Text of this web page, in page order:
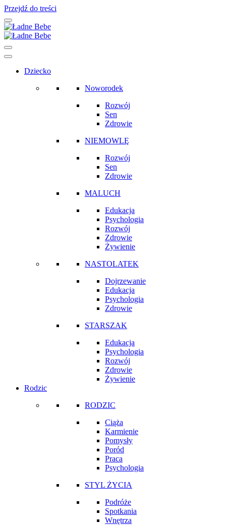
Przejdź do treści
Main
Navigation
Dziecko
Noworodek
Rozwój
Sen
Zdrowie
NIEMOWLĘ
Rozwój
Sen
Zdrowie
MALUCH
Edukacja
Psychologia
Rozwój
Zdrowie
Żywienie
NASTOLATEK
Dojrzewanie
Edukacja
Psychologia
Zdrowie
STARSZAK
Edukacja
Psychologia
Rozwój
Zdrowie
Żywienie
Rodzic
RODZIC
Ciąża
Karmienie
Pomysły
Poród
Praca
Psychologia
STYL ŻYCIA
Podróże
Spotkania
Wnętrza